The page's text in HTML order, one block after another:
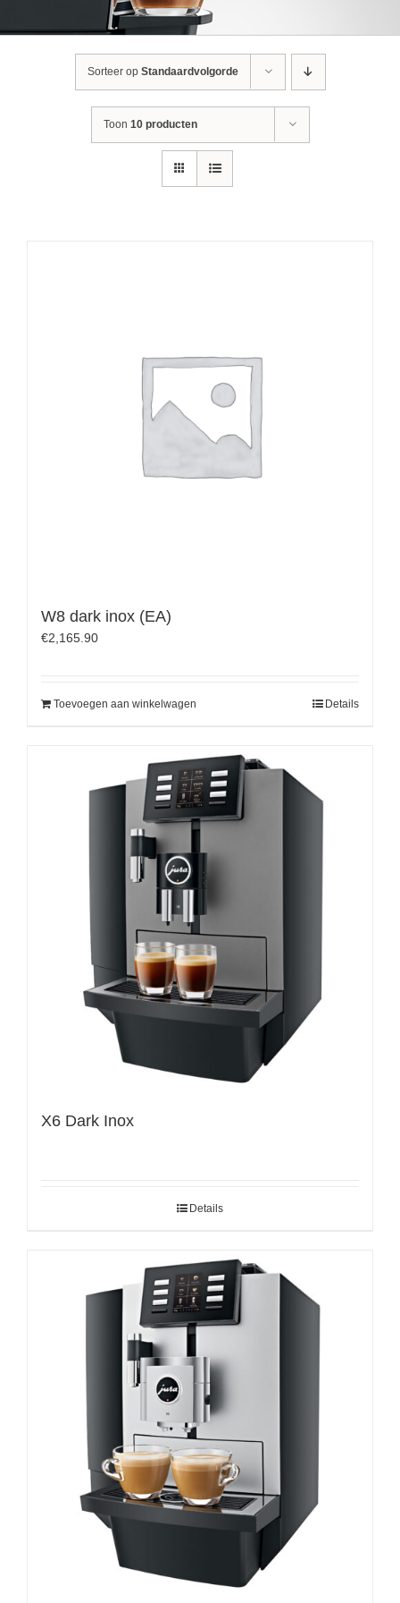
Sorteer op Standaardvolgorde
Toon 10 producten
W8 dark inox (EA)
€2,165.90
Toevoegen aan winkelwagen Details
X6 Dark Inox
Details